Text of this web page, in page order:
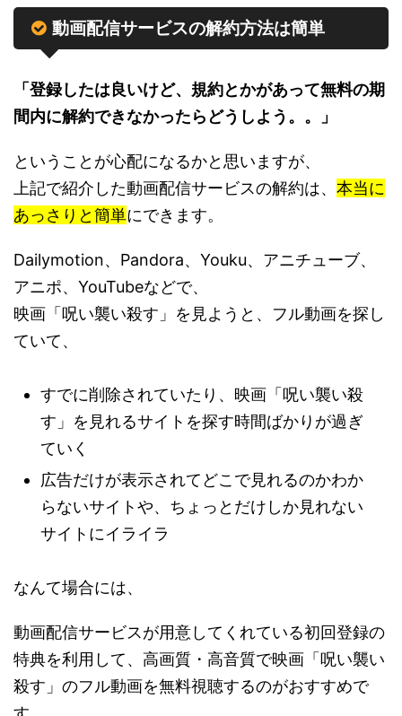
動画配信サービスの解約方法は簡単
「登録したは良いけど、規約とかがあって無料の期
間内に解約できなかったらどうしよう。。」
ということが心配になるかと思いますが、
上記で紹介した動画配信サービスの解約は、 本当に
あっさりと簡単にできます。
Dailymotion、Pandora、Youku、アニチューブ、
アニポ、YouTubeなどで、
映画「呪い襲い殺す」を見ようと、フル動画を探し
ていて、
すでに削除されていたり、映画「呪い襲い殺
す」を見れるサイトを探す時間ばかりが過ぎ
ていく
広告だけが表示されてどこで見れるのかわか
らないサイトや、ちょっとだけしか見れない
サイトにイライラ
なんて場合には、
動画配信サービスが用意してくれている初回登録の
特典を利用して、高画質・高音質で映画「呪い襲い
殺す」のフル動画を無料視聴するのがおすすめで